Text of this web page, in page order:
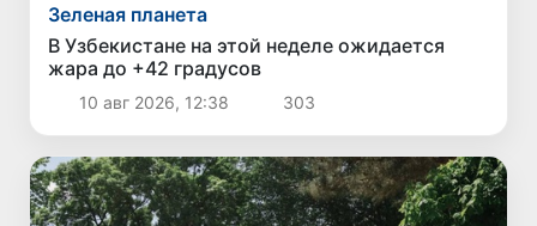
Зеленая планета
В Узбекистане на этой неделе ожидается
жара до +42 градусов
10 авг 2026, 12:38 303